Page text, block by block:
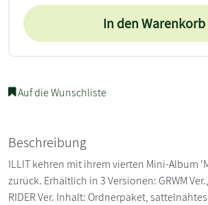
In den Warenkorb
Auf die Wunschliste
Beschreibung
ILLIT kehren mit ihrem vierten Mini-Album
zurück. Erhältlich in 3 Versionen: GRWM Ver.,
RIDER Ver. Inhalt: Ordnerpaket,